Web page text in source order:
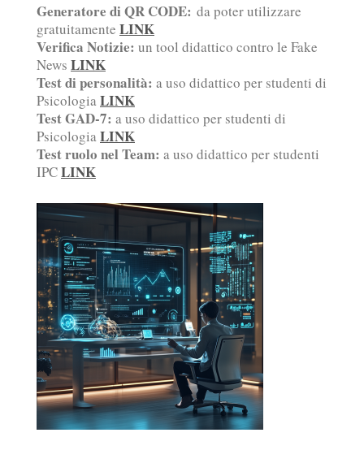
Generatore di QR CODE: da poter utilizzare
gratuitamente LINK
Verifica Notizie: un tool didattico contro le Fake
News LINK
Test di personalità: a uso didattico per studenti di
PsicologiaLINK
Test GAD-7: a uso didattico per studenti di
PsicologiaLINK
Test ruolo nel Team: a uso didattico per studenti
IPCLINK